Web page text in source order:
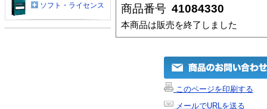
商品番号 41084330
本商品は販売を終了しました
このページを印刷する
メールでURLを送る
ソフト・ライセンス